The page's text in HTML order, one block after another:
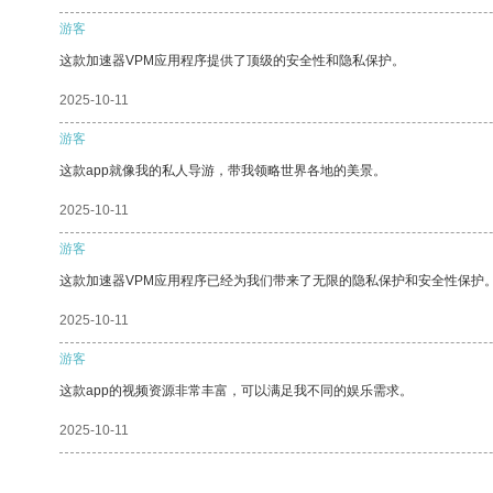
游客
这款加速器VPM应用程序提供了顶级的安全性和隐私保护。
2025-10-11
游客
这款app就像我的私人导游，带我领略世界各地的美景。
2025-10-11
游客
这款加速器VPM应用程序已经为我们带来了无限的隐私保护和安全性保护
2025-10-11
游客
这款app的视频资源非常丰富，可以满足我不同的娱乐需求。
2025-10-11